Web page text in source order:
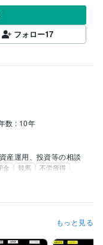
フォロー17
数 : 10年
産運用、投資等の相談
金 競馬
不労所得
もっと見る